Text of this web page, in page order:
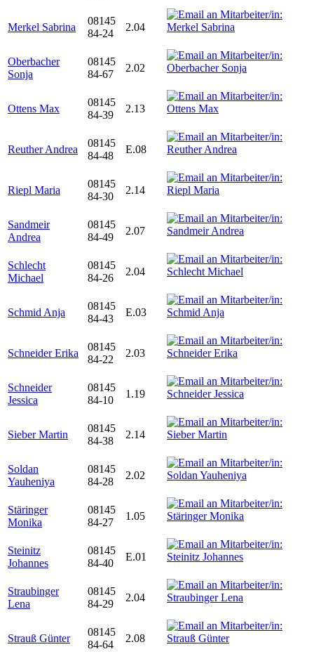
Merkel Sabrina
08145
84-24
2.04
Oberbacher
Sonja
08145
84-67
2.02
Ottens Max
08145
84-39
2.13
Reuther Andrea
08145
84-48
E.08
Riepl Maria
08145
84-30
2.14
Sandmeir
Andrea
08145
84-49
2.07
Schlecht
Michael
08145
84-26
2.04
Schmid Anja
08145
84-43
E.03
Schneider Erika
08145
84-22
2.03
Schneider
Jessica
08145
84-10
1.19
Sieber Martin
08145
84-38
2.14
Soldan
Yauheniya
08145
84-28
2.02
Stäringer
Monika
08145
84-27
1.05
Steinitz
Johannes
08145
84-40
E.01
Straubinger
Lena
08145
84-29
2.04
Strauß Günter
08145
84-64
2.08